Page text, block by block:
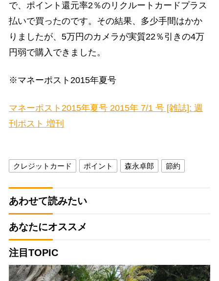
で、ポイント還元率2％のリクルートカードプラス
払いで買ったのです。その結果、多少手間はかか
りましたが、5万円のカメラが実質22％引きの4万
円弱で購入できました。
※マネーポスト2015年夏号
マネーポスト2015年夏号 2015年 7/1 号 [雑誌]: 週
刊ポスト 増刊
クレジットカード ポイント 森永卓郎 節約
あわせて読みたい
あなたにオススメ
注目TOPIC